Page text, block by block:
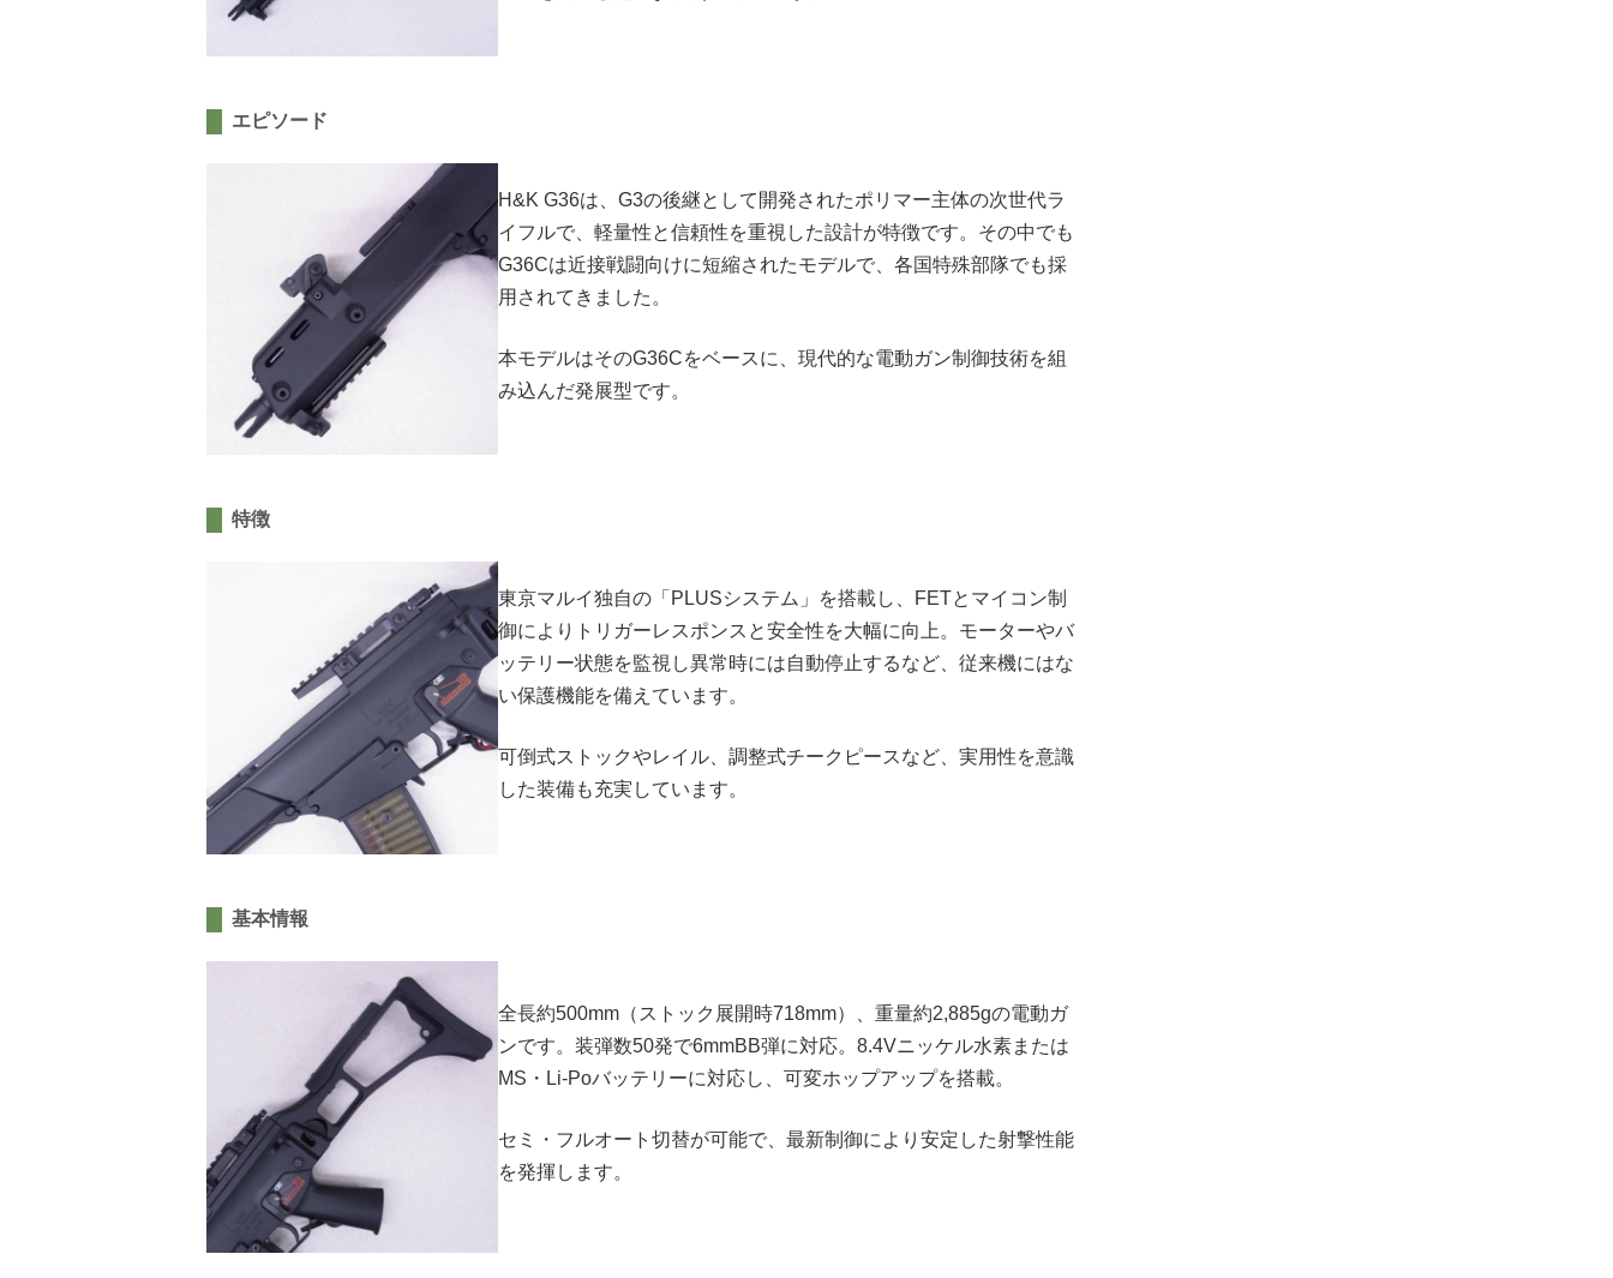
エピソード
H&K G36は、G3の後継として開発されたポリマー主体の次世代ラ
イフルで、軽量性と信頼性を重視した設計が特徴です。その中でも
G36Cは近接戦闘向けに短縮されたモデルで、各国特殊部隊でも採
用されてきました。
本モデルはそのG36Cをベースに、現代的な電動ガン制御技術を組
み込んだ発展型です。
特徴
東京マルイ独自の「PLUSシステム」を搭載し、FETとマイコン制
御によりトリガーレスポンスと安全性を大幅に向上。モーターやバ
ッテリー状態を監視し異常時には自動停止するなど、従来機にはな
い保護機能を備えています。
可倒式ストックやレイル、調整式チークピースなど、実用性を意識
した装備も充実しています。
基本情報
全長約500mm（ストック展開時718mm）、重量約2,885gの電動ガ
ンです。装弾数50発で6mmBB弾に対応。8.4Vニッケル水素または
MS・Li-Poバッテリーに対応し、可変ホップアップを搭載。
セミ・フルオート切替が可能で、最新制御により安定した射撃性能
を発揮します。